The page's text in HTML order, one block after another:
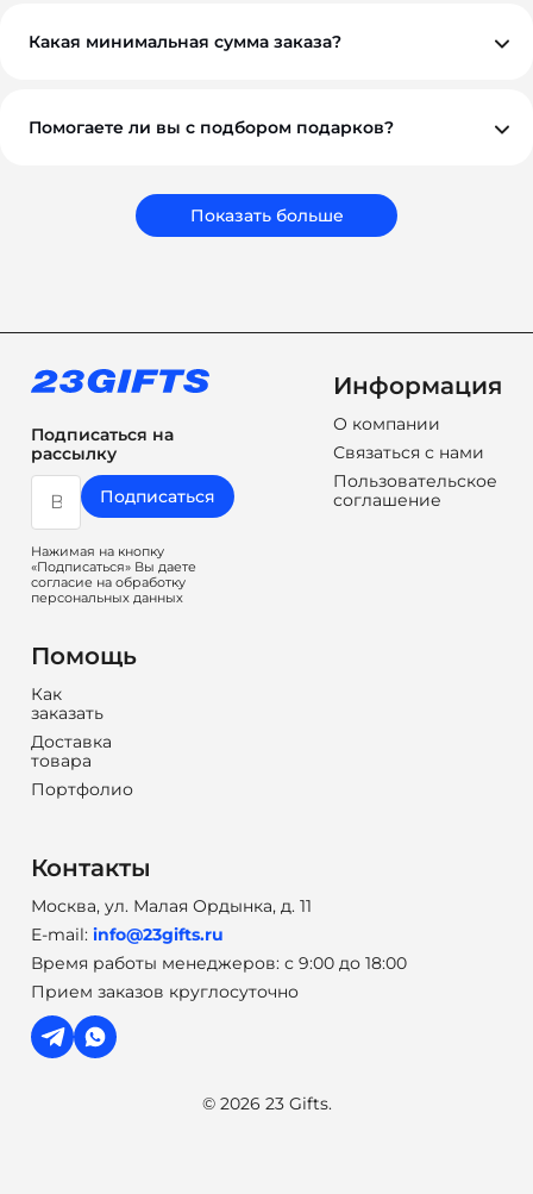
обсудим индивидуально. Для оптовых и
корпоративных клиентов возможны гибкие условия.
Какая минимальная сумма заказа?
Помогаете ли вы с подбором подарков?
сувениры, а решения, которые работают на ваш
Показать больше
Подписаться на
рассылку
Подписаться
Нажимая на кнопку
«Подписаться» Вы даете
согласие на обработку
персональных данных
Информация
О компании
Связаться с нами
Пользовательское
соглашение
Помощь
Как
заказать
Доставка
товара
Портфолио
Контакты
Москва, ул. Малая Ордынка, д. 11
E-mail: info@23gifts.ru
Время работы менеджеров: с 9:00 до 18:00
Прием заказов круглосуточно
© 2026 23 Gifts.